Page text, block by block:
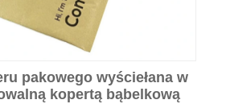
pakowego wyściełana w
kopertą bąbelkową